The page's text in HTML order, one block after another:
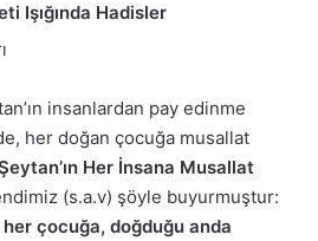
Işığında Hadisler
insanlardan pay edinme
her doğan çocuğa musallat
Her İnsana Musallat
(s.a.v) şöyle buyurmuştur:
çocuğa, doğduğu anda